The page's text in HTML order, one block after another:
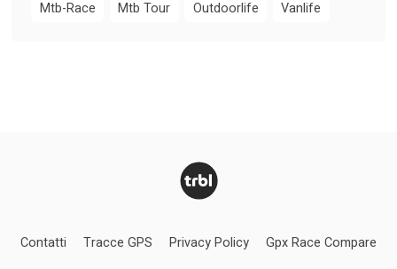
Mtb-Race
Mtb Tour Outdoorlife Vanlife
Contatti Tracce GPS Privacy Policy Gpx Race Compare